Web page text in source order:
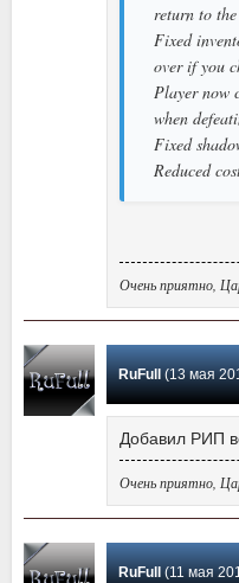
return to
Fixed
over if you
Player now
when
Fixed
Reduced
Очень приятно,
RuFull(13 мая
Добавил РИП
Очень приятно,
RuFull(11 мая